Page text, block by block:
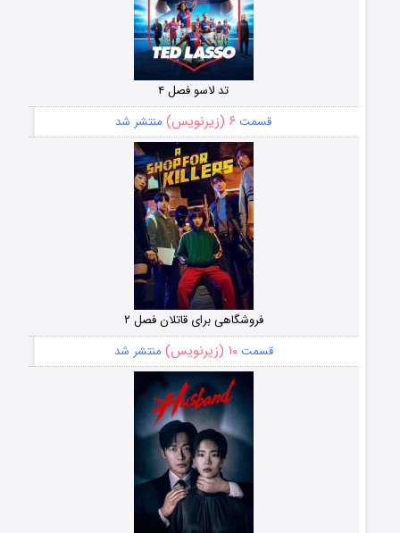
تد لاسو فصل ۴
قسمت ۶ (زیرنویس) منتشر شد
فروشگاهی برای قاتلان فصل ۲
قسمت۱۰ (زیرنویس) منتشر شد